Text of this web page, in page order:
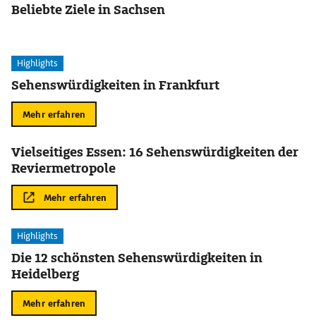
Beliebte Ziele in Sachsen
Highlights
Sehenswürdigkeiten in Frankfurt
Mehr erfahren
Vielseitiges Essen: 16 Sehenswürdigkeiten der
Reviermetropole
Mehr erfahren
Highlights
Die 12 schönsten Sehenswürdigkeiten in
Heidelberg
Mehr erfahren